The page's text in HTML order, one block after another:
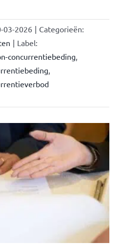
03-2026 | Categorieën:
| Label:
concurrentiebeding